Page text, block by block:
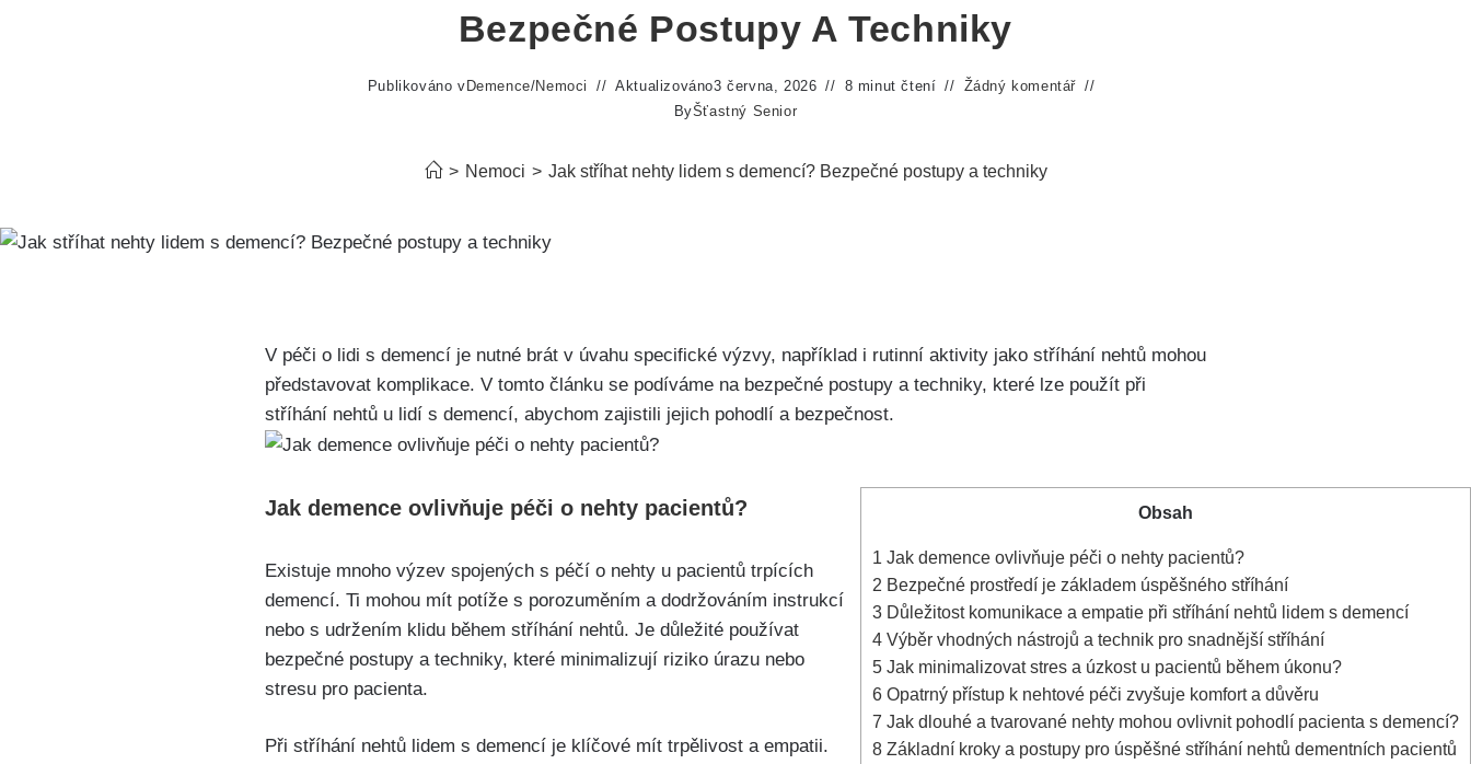
Bezpečné Postupy A Techniky
Publikováno v Demence/Nemoci Aktualizováno3 června, 2026 8 minut čtení
Žádný komentář
ByŠťastný Senior
> Nemoci > Jak stříhat nehty lidem s demencí? Bezpečné postupy a techniky
V péči o lidi s demencí je nutné brát v úvahu specifické výzvy, například i rutinní aktivity jako stříhání nehtů mohou
představovat komplikace. V tomto článku se podíváme na bezpečné postupy a techniky, které lze použít při
stříhání nehtů u lidí s demencí, abychom zajistili jejich pohodlí a bezpečnost.
Obsah
1 Jak demence ovlivňuje péči o nehty pacientů?
2 Bezpečné prostředí je základem úspěšného stříhání
3 Důležitost komunikace a empatie při stříhání nehtů lidem s demencí
4 Výběr vhodných nástrojů a technik pro snadnější stříhání
5 Jak minimalizovat stres a úzkost u pacientů během úkonu?
6 Opatrný přístup k nehtové péči zvyšuje komfort a důvěru
7 Jak dlouhé a tvarované nehty mohou ovlivnit pohodlí pacienta s demencí?
8 Základní kroky a postupy pro úspěšné stříhání nehtů dementních pacientů
Jak demence ovlivňuje péči o nehty pacientů?
Existuje mnoho výzev spojených s péčí o nehty u pacientů trpících
demencí. Ti mohou mít potíže s porozuměním a dodržováním instrukcí
nebo s udržením klidu během stříhání nehtů. Je důležité používat
bezpečné postupy a techniky, které minimalizují riziko úrazu nebo
stresu pro pacienta.
Při stříhání nehtů lidem s demencí je klíčové mít trpělivost a empatii.